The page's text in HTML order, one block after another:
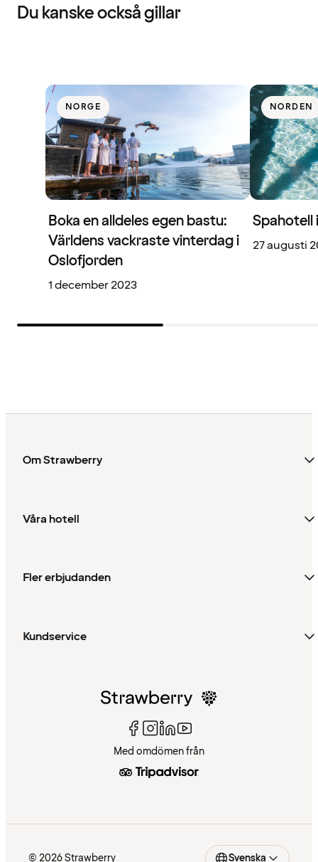
Du kanske också gillar
NORGE
Boka en alldeles egen bastu:
Världens vackraste vinterdag i
Oslofjorden
1 december 2023
NORDEN
Spahotell
27 augusti
Om Strawberry
Våra hotell
Fler erbjudanden
Kundservice
Med omdömen från
© 2026 Strawberry Svenska